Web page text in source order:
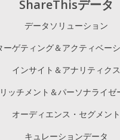
ShareThisデータ
データソリューション
ーゲティング＆アクティベー
インサイト＆アナリティクス
ッチメント＆パーソナライゼ
オーディエンス・セグメント
キュレーションデータ